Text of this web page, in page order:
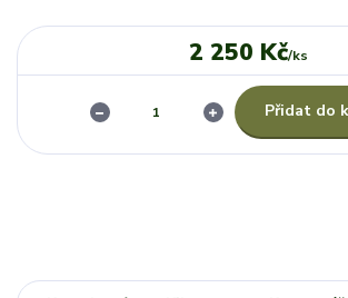
2 250 Kč/ks
Přidat do